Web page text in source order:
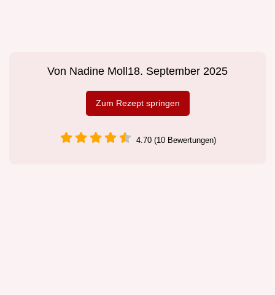
Von Nadine Moll 18. September 2025
Zum Rezept springen
4.70 (10 Bewertungen)